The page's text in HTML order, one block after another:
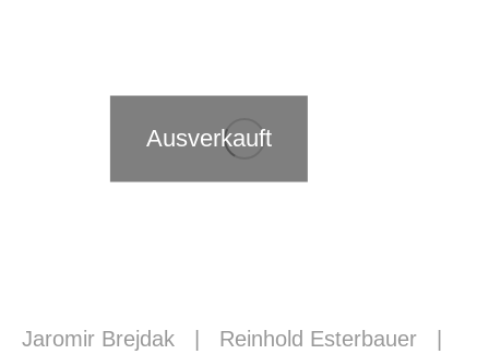
Ausverkauft
Jaromir Brejdak Reinhold Esterbauer